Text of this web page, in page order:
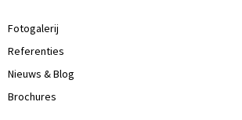
Fotogalerij
Referenties
Nieuws & Blog
Brochures